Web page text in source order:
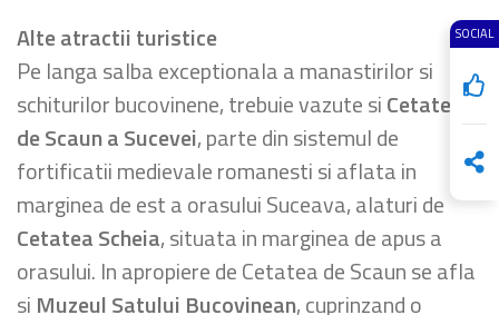
SOCIAL
Alte atractii turistice
Pe langa salba exceptionala a manastirilor si
schiturilor bucovinene, trebuie vazute siCetatea
de Scaun a Sucevei, parte din sistemul de
fortificatii medievale romanesti si aflata in
marginea de est a orasului Suceava, alaturi de
Cetatea Scheia, situata in marginea de apus a
orasului. In apropiere de Cetatea de Scaun se afla
si Muzeul Satului Bucovinean, cuprinzand o